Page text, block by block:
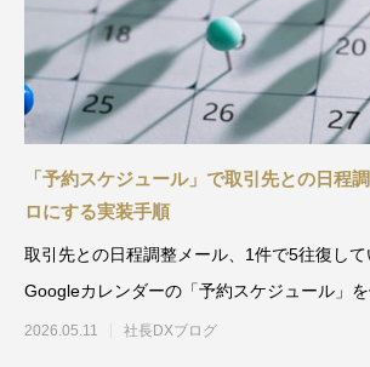
WEBコンテンツ
WEBマーケティング戦略立案
「予約スケジュール」で取引先との日程
ロにする実装手順
取引先との日程調整メール、1件で5往復して
Googleカレンダーの「予約スケジュール」を
るだけで相手が空き枠を
2026.05.11 社長DXブログ